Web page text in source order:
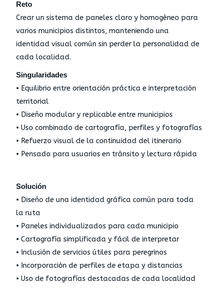
Reto
Crear un sistema de paneles claro y homogéneo para
varios municipios distintos, manteniendo una
identidad visual común sin perder la personalidad de
cada localidad.
Singularidades
• Equilibrio entre orientación práctica e interpretación
territorial
• Diseño modular y replicable entre municipios
• Uso combinado de cartografía, perfiles y fotografías
• Refuerzo visual de la continuidad del itinerario
• Pensado para usuarios en tránsito y lectura rápida
Solución
• Diseño de una identidad gráfica común para toda
la ruta
• Paneles individualizados para cada municipio
• Cartografía simplificada y fácil de interpretar
• Inclusión de servicios útiles para peregrinos
• Incorporación de perfiles de etapa y distancias
• Uso de fotografías destacadas de cada localidad